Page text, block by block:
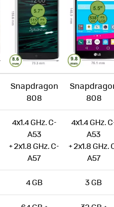
Snapdragon
808
808
4x1.4 GHz. C-
A53
+ 2x1.8 GHz. C-
A57
4x1.4 GHz.
A53
+ 2x1.8 GHz.
A57
4 GB 3 GB